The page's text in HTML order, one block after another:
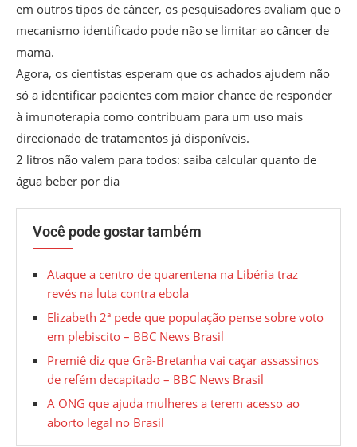
em outros tipos de câncer, os pesquisadores avaliam que o
mecanismo identificado pode não se limitar ao câncer de
mama.
Agora, os cientistas esperam que os achados ajudem não
só a identificar pacientes com maior chance de responder
à imunoterapia como contribuam para um uso mais
direcionado de tratamentos já disponíveis.
2 litros não valem para todos: saiba calcular quanto de
água beber por dia
Você pode gostar também
Ataque a centro de quarentena na Libéria traz
revés na luta contra ebola
Elizabeth 2ª pede que população pense sobre voto
em plebiscito – BBC News Brasil
Premiê diz que Grã-Bretanha vai caçar assassinos
de refém decapitado – BBC News Brasil
A ONG que ajuda mulheres a terem acesso ao
aborto legal no Brasil